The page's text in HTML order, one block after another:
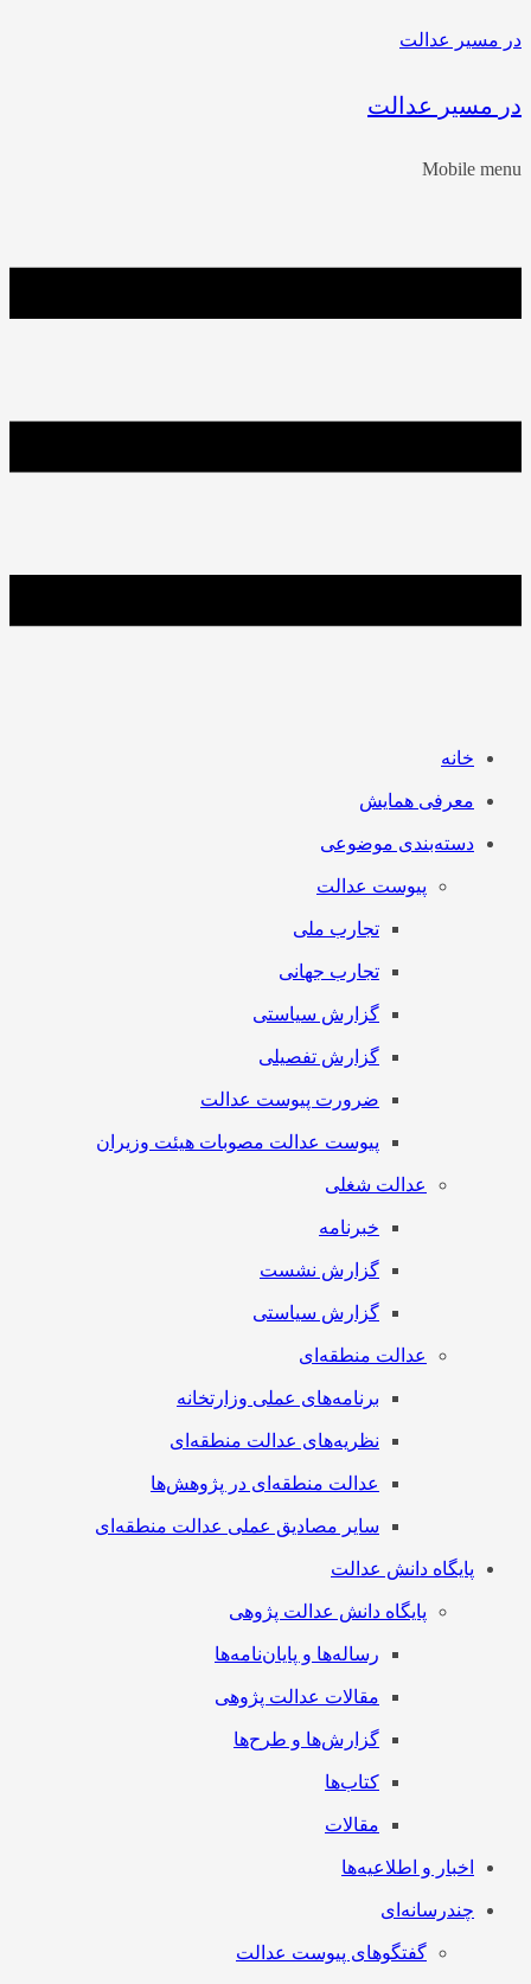
در مسیر عدالت
در مسیر عدالت
Mobile menu
خانه
معرفی همایش
دسته‌بندی موضوعی
پیوست عدالت
تجارب ملی
تجارب جهانی
گزارش سیاستی
گزارش تفصیلی
ضرورت پیوست عدالت
پیوست عدالت مصوبات هیئت وزیران
عدالت شغلی
خبرنامه
گزارش نشست
گزارش سیاستی
عدالت منطقه‌ای
برنامه‌های عملی وزارتخانه
نظریه‌های عدالت منطقه‌ای
عدالت منطقه‌ای در پژوهش‌ها
سایر مصادیق عملی عدالت منطقه‌ای
پایگاه دانش عدالت
پایگاه دانش عدالت پژوهی
رساله‌ها و پایان‌نامه‌ها
مقالات عدالت پژوهی
گزارش‌ها و طرح‌ها
کتاب‌ها
مقالات
اخبار و اطلاعیه‌ها
چندرسانه‌ای
گفتگوهای پیوست عدالت